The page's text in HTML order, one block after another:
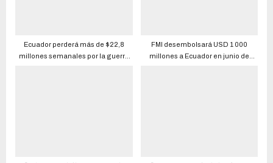
Ecuador perderá más de $22,8
millones semanales por la guerra
FMI desembolsará USD 1 000
millones a Ecuador en junio de